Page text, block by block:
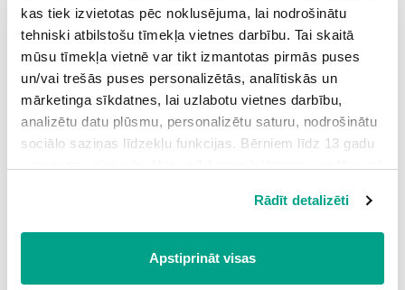
kas tiek izvietotas pēc noklusējuma, lai nodrošinātu
tehniski atbilstošu tīmekļa vietnes darbību. Tai skaitā
mūsu tīmekļa vietnē var tikt izmantotas pirmās puses
un/vai trešās puses personalizētās, analītiskās un
mārketinga sīkdatnes, lai uzlabotu vietnes darbību,
analizētu datu plūsmu, personalizētu saturu, nodrošinātu
sociālo saziņas līdzekļu funkcijas. Bērniem līdz 13 gadu
Spiežot uz pogas “Apstiprināt visas”, Jūs piekrītat visām
sīkdatnēm, kas atrodas šajā tīmekļa vietnē, ieskaitot
trešo pušu mārketinga sīkdatnes. Spiežot uz pogas
Rādīt detalizēti
Apstiprināt visas
x2 + 8 x +13 ≥ 0
x2 − 8x + 16 ≥ 0
x +8x +19 ≥ 0
Materiālu sagatavoja Mg. math. Laima Baltiņa